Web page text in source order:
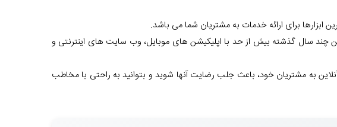
برای ارائه خدمات به مشتریان شما می باشد.
سال گذشته بیش از حد با اپلیکیشن های موبایل، وب سایت های اینترنتی و
به مشتریان خود، باعث جلب رضایت آنها شوید و بتوانید به راحتی با مخاطب